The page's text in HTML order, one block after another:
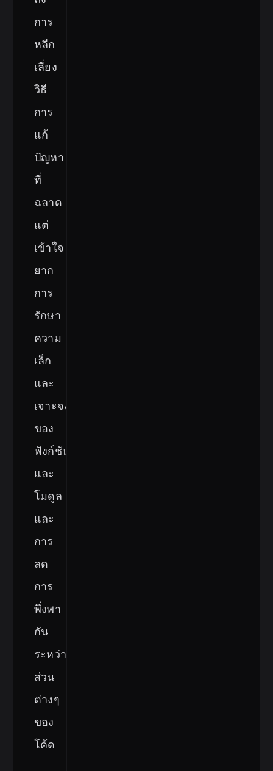
การ
หลีก
เลี่ยง
วิธี
การ
แก้
ปัญหา
ที่
ฉลาด
แต่
เข้าใจ
ยาก
การ
รักษา
ความ
เล็ก
และ
เจาะจง
ของ
ฟังก์ชัน
และ
โมดูล
และ
การ
ลด
การ
พึ่งพา
กัน
ระหว่าง
ส่วน
ต่างๆ
ของ
โค้ด